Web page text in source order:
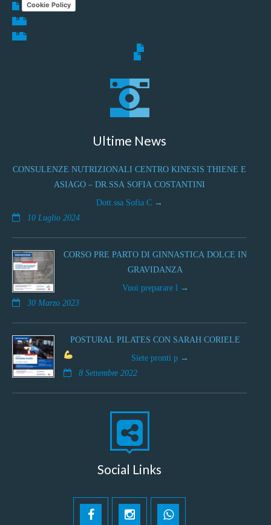
Cookie Policy
Ultime News
CONSULENZE NUTRIZIONALI CENTRO KINESIS THIENE E
ASIAGO – DR.SSA SOFIA COSTANTINI
Dott.ssa Sofia C
10 Luglio 2024
CORSO PRE PARTO DI GINNASTICA DOLCE IN
GRAVIDANZA
Vuoi preparare l
30 Marzo 2023
POSTURAL PILATES CON SARAH CORIELE
Siete pronti p
8 Settembre 2022
Social Links